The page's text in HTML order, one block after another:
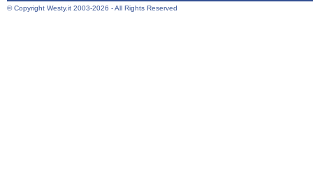
© Copyright Westy.it 2003-2026 - All Rights Reserved